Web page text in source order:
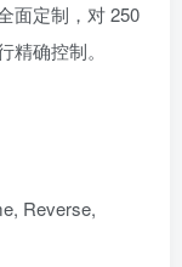
面定制，对 250
确控制。
Reverse,